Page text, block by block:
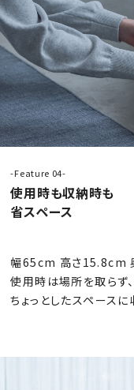
-Feature 04-
使用時も収納時も
省スペース
幅65cm 高さ15.8cm
使用時は場所を取らず
ちょっとしたスペースに